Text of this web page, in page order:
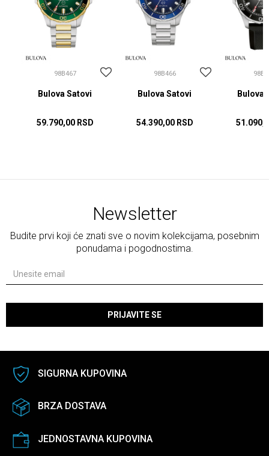
98B467
Bulova Satovi
59.790,00 RSD
98B466
Bulova Satovi
54.390,00 RSD
Bulova
Newsletter
Budite prvi koji će znati sve o novim kolekcijama, posebnim
ponudama i pogodnostima.
PRIJAVITE SE
SIGURNA KUPOVINA
BRZA DOSTAVA
JEDNOSTAVNA KUPOVINA